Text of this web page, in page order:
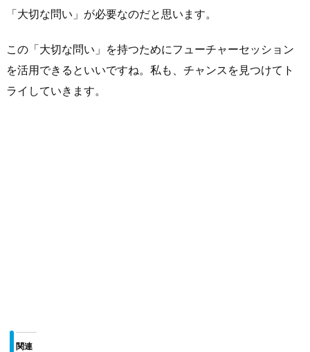
「大切な問い」が必要なのだと思います。
この「大切な問い」を持つためにフューチャーセッション
を活用できるといいですね。私も、チャンスを見つけてト
ライしていきます。
関連